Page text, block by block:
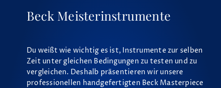
Beck Meisterinstrumente
Du weißt wie wichtig es ist, Instrumente zur selben
Zeit unter gleichen Bedingungen zu testen und zu
vergleichen. Deshalb präsentieren wir unsere
professionellen handgefertigten Beck Masterpiece